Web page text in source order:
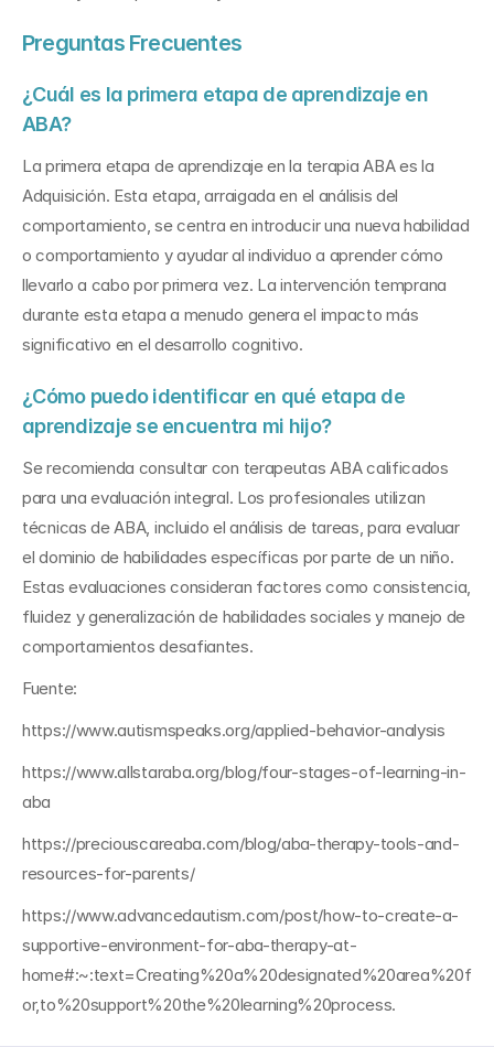
Preguntas Frecuentes
¿Cuál es la primera etapa de aprendizaje en
ABA?
La primera etapa de aprendizaje en la terapia ABA es la
Adquisición. Esta etapa, arraigada en el análisis del
comportamiento, se centra en introducir una nueva habilidad
o comportamiento y ayudar al individuo a aprender cómo
llevarlo a cabo por primera vez. La intervención temprana
durante esta etapa a menudo genera el impacto más
significativo en el desarrollo cognitivo.
¿Cómo puedo identificar en qué etapa de
aprendizaje se encuentra mi hijo?
Se recomienda consultar con terapeutas ABA calificados
para una evaluación integral. Los profesionales utilizan
técnicas de ABA, incluido el análisis de tareas, para evaluar
el dominio de habilidades específicas por parte de un niño.
Estas evaluaciones consideran factores como consistencia,
fluidez y generalización de habilidades sociales y manejo de
comportamientos desafiantes.
Fuente:
https://www.autismspeaks.org/applied-behavior-analysis
https://www.allstaraba.org/blog/four-stages-of-learning-in-
aba
https://preciouscareaba.com/blog/aba-therapy-tools-and-
resources-for-parents/
https://www.advancedautism.com/post/how-to-create-a-
supportive-environment-for-aba-therapy-at-
home#:~:text=Creating%20a%20designated%20area%20f
or,to%20support%20the%20learning%20process.